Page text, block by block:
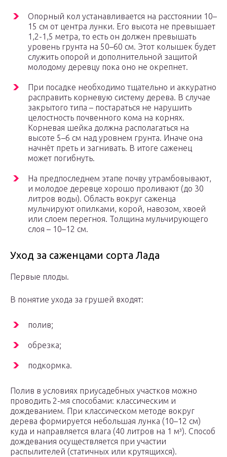
Опорный кол устанавливается на расстоянии 10–
15 см от центра лунки. Его высота не превышает
1,2-1,5 метра, то есть он должен превышать
уровень грунта на 50–60 см. Этот колышек будет
служить опорой и дополнительной защитой
молодому деревцу пока оно не окрепнет.
При посадке необходимо тщательно и аккуратно
расправить корневую систему дерева. В случае
закрытого типа – постараться не нарушить
целостность почвенного кома на корнях.
Корневая шейка должна располагаться на
высоте 5–6 см над уровнем грунта. Иначе она
начнёт преть и загнивать. В итоге саженец
может погибнуть.
На предпоследнем этапе почву утрамбовывают,
и молодое деревце хорошо проливают (до 30
литров воды). Область вокруг саженца
мульчируют опилками, корой, навозом, хвоей
или слоем перегноя. Толщина мульчирующего
слоя – 10–12 см.
Уход за саженцами сорта Лада
Первые плоды.
В понятие ухода за грушей входят:
полив;
обрезка;
подкормка.
Полив в условиях приусадебных участков можно
проводить 2-мя способами: классическим и
дождеванием. При классическом методе вокруг
дерева формируется небольшая лунка (10–12 см)
куда и направляется влага (40 литров на 1 м³). Способ
дождевания осуществляется при участии
распылителей (статичных или крутящихся).